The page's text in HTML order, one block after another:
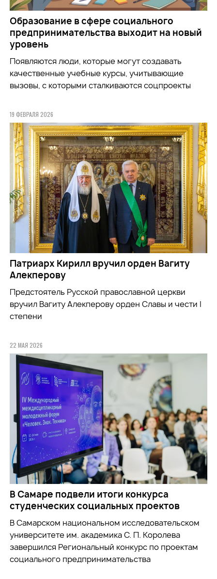
Образование в сфере социального
предпринимательства выходит на новый
уровень
Появляются люди, которые могут создавать
качественные учебные курсы, учитывающие
вызовы, с которыми сталкиваются соцпроекты
19 ФЕВРАЛЯ 2026
Патриарх Кирилл вручил орден Вагиту
Алекперову
Предстоятель Русской православной церкви
вручил Вагиту Алекперову орден Славы и чести I
степени
22 МАЯ 2026
В Самаре подвели итоги конкурса
студенческих социальных проектов
В Самарском национальном исследовательском
университете им. академика С. П. Королева
завершился Региональный конкурс по проектам
социального предпринимательства